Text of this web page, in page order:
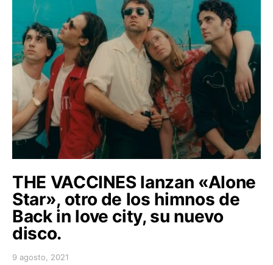
THE VACCINES lanzan «Alone
Star», otro de los himnos de
Back in love city, su nuevo
disco.
Posted on
9 agosto, 2021